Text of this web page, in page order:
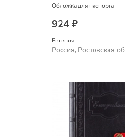
Обложка для паспорта
924 ₽
Евгения
Россия, Ростовская